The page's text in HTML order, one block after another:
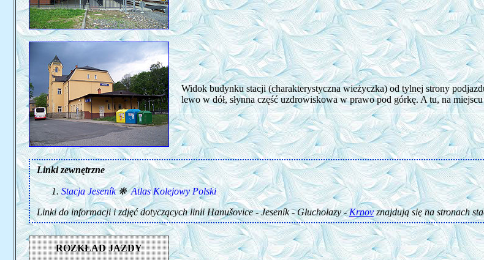
Widok budynku stacji (charakterystyczna wieżyczka) od tylnej strony
lewo w dół, słynna część uzdrowiskowa w prawo pod górkę. A tu, na
Linki zewnętrzne
Stacja Jeseník❋Atlas Kolejowy Polski
Linki do informacji i zdjęć dotyczących linii Hanušovice - Jeseník - Głuchołazy -Krnovznajdują się na stronach
ROZKŁAD JAZDY